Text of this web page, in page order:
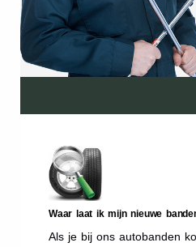
Waar laat ik mijn nieuwe
Als je bij ons autobanden